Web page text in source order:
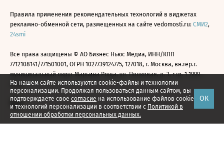
На нашем сайте используются cookie-файлы и технологии
персонализации. Продолжая пользоваться данным сайтом, вы
подтверждаете свое согласие на использование файлов cookie
и технологий персонализации в соответствии с Политикой в
отношении обработки персональных данных.
ОК
Правила применения рекомендательных технологий в виджетах
рекламно-обменной сети, размещенных на сайте vedomosti.ru: СМИ2,
24smi
Все права защищены © АО Бизнес Ньюс Медиа, ИНН/КПП
7712108141/771501001, ОГРН 1027739124775, 127018, г. Москва, вн.тер.г.
муниципальный округ Марьина Роща, ул. Полковая, д. 3, стр. 1 1999—
2026